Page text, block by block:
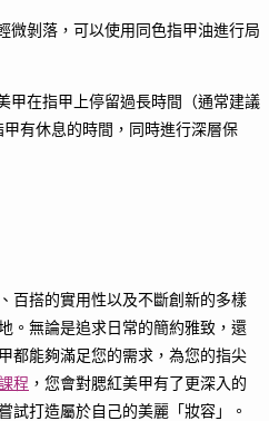
微剝落，可以使用同色指甲油進行局
甲在指甲上停留過長時間（通常建議
有休息的時間，同時進行深層保
百搭的實用性以及不斷創新的多樣
。無論是追求日常的簡約雅致，還
都能夠滿足您的需求，為您的指尖
程 ，您會對腮紅美甲有了更深入的
試打造屬於自己的美麗「妝容」。